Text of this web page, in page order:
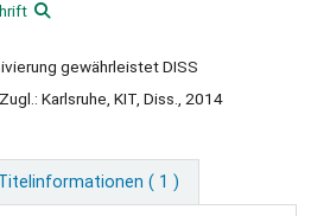
gewährleistet DISS
Zugl.: Karlsruhe, KIT, Diss., 2014
( 1 )